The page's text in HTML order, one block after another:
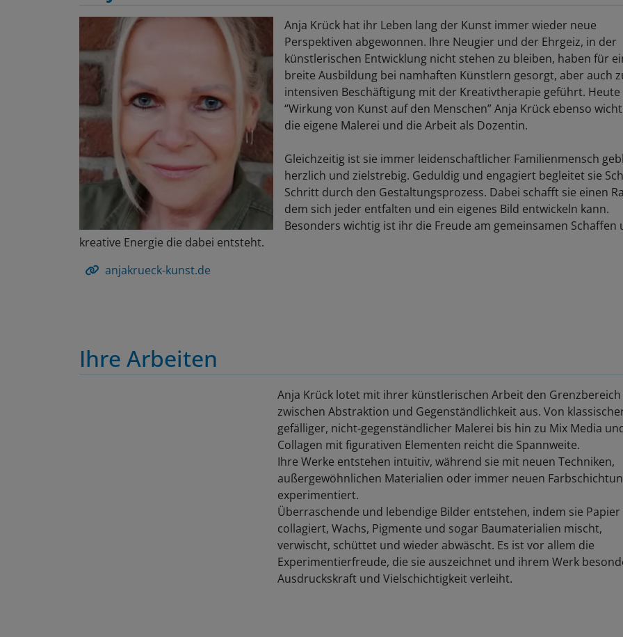
Anja Krück hat ihr Leben lang der Kunst immer wieder neue
Perspektiven abgewonnen. Ihre Neugier und der Ehrgeiz, in der
künstlerischen Entwicklung nicht stehen zu bleiben, haben für
breite Ausbildung bei namhaften Künstlern gesorgt, aber auch
intensiven Beschäftigung mit der Kreativtherapie geführt. Heute
“Wirkung von Kunst auf den Menschen” Anja Krück ebenso
die eigene Malerei und die Arbeit als Dozentin.
Gleichzeitig ist sie immer leidenschaftlicher Familienmensch
herzlich und zielstrebig. Geduldig und engagiert begleitet sie
Schritt durch den Gestaltungsprozess. Dabei schafft sie einen
dem sich jeder entfalten und ein eigenes Bild entwickeln kann.
Besonders wichtig ist ihr die Freude am gemeinsamen Schaffen
kreative Energie die dabei entsteht.
anjakrueck-kunst.de
Ihre Arbeiten
Anja Krück lotet mit ihrer künstlerischen Arbeit den Grenzbereich
zwischen Abstraktion und Gegenständlichkeit aus. Von
gefälliger, nicht-gegenständlicher Malerei bis hin zu Mix Media
Collagen mit figurativen Elementen reicht die Spannweite.
Ihre Werke entstehen intuitiv, während sie mit neuen Techniken,
außergewöhnlichen Materialien oder immer neuen
experimentiert.
Überraschende und lebendige Bilder entstehen, indem sie Papier
collagiert, Wachs, Pigmente und sogar Baumaterialien mischt,
verwischt, schüttet und wieder abwäscht. Es ist vor allem die
Experimentierfreude, die sie auszeichnet und ihrem Werk
Ausdruckskraft und Vielschichtigkeit verleiht.